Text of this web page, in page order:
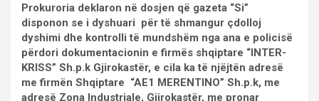
Prokuroria deklaron në dosjen që gazeta “Si”
disponon se i dyshuari për të shmangur çdolloj
dyshimi dhe kontrolli të mundshëm nga ana e policisë
përdori dokumentacionin e firmës shqiptare “INTER-
KRISS” Sh.p.k Gjirokastër, e cila ka të njëjtën adresë
me firmën Shqiptare “AE1 MERENTINO” Sh.p.k, me
adresë Zona Industriale, Gjirokastër, me pronar